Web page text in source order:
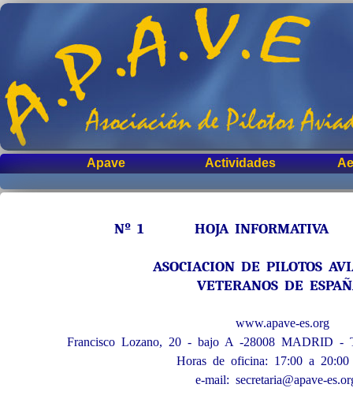
Apave Actividades
Nº 1 HOJA INFORMATIVA
ASOCIACION DE PILOTOS
VETERANOS DE
www.apave-es.org
Francisco Lozano, 20 - bajo A -28008 MADRID
Horas de oficina: 17:00 a 20:00
e-mail: secretaria@apave-